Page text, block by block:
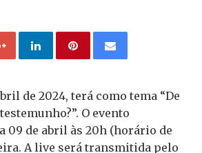
de 2024, terá como tema “De
O evento
09 de abril às 20h (horário de
A live será transmitida pelo